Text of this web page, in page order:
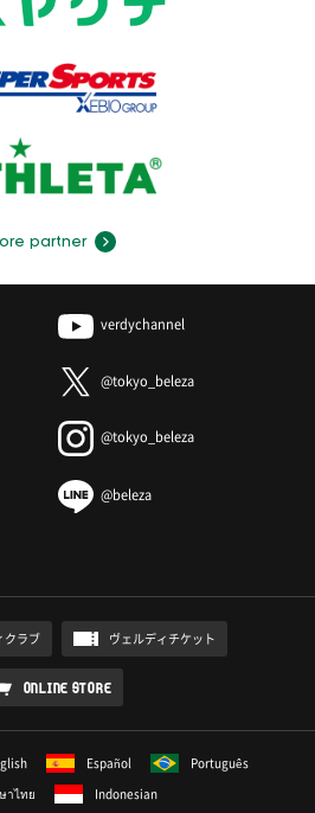
partner
verdychannel
@tokyo_beleza
@tokyo_beleza
@beleza
クラブ ヴェルディチケット
ONLINE STORE
Español
Português
าไทย
Indonesian